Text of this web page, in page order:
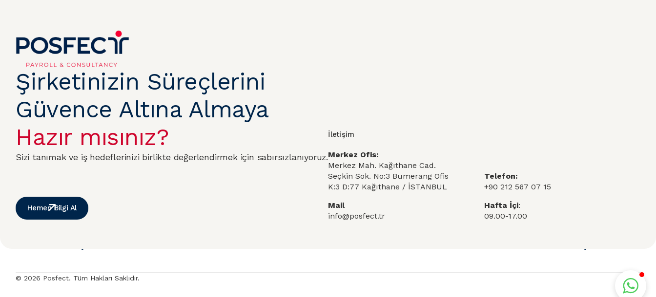
Şirketinizin Süreçlerini
Güvence Altına Almaya
Hazır mısınız?
Sizi tanımak ve iş hedeflerinizi birlikte değerlendirmek için sabırsızlanıyoruz.
Hemen Bilgi Al
İletişim
Merkez Ofis:
Merkez Mah. Kağıthane Cad.
Seçkin Sok. No:3 Bumerang Ofis
K:3 D:77 Kağıthane / İSTANBUL
Mail
info@posfect.tr
Telefon:
+90 212 567 07 15
Hafta İçi:
09.00-17.00
© 2026 Posfect. Tüm Hakları Saklıdır.